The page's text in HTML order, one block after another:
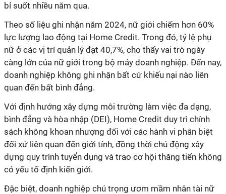
bỉ suốt nhiều năm qua.
Theo số liệu ghi nhận năm 2024, nữ giới chiếm hơn 60%
lực lượng lao động tại Home Credit. Trong đó, tỷ lệ phụ
nữ ở các vị trí quản lý đạt 40,7%, cho thấy vai trò ngày
càng lớn của nữ giới trong bộ máy doanh nghiệp. Đến nay,
doanh nghiệp không ghi nhận bất cứ khiếu nại nào liên
quan đến bất bình đẳng.
Với định hướng xây dựng môi trường làm việc đa dạng,
bình đẳng và hòa nhập (DEI), Home Credit duy trì chính
sách không khoan nhượng đối với các hành vi phân biệt
đối xử liên quan đến giới tính, đồng thời chủ động xây
dựng quy trình tuyển dụng và trao cơ hội thăng tiến không
có yếu tố định kiến giới.
Đặc biệt, doanh nghiệp chú trọng ươm mầm nhân tài nữ